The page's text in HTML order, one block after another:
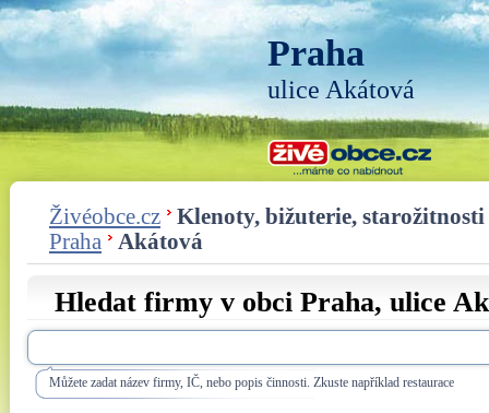
Praha
ulice Akátová
Živéobce.cz
Klenoty, bižuterie, starožitnosti
Praha
Akátová
Hledat firmy v obci Praha, ulice
Můžete zadat název firmy, IČ, nebo popis činnosti. Zkuste například restaurace